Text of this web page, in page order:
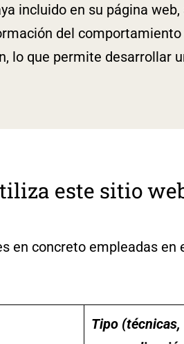
incluido en su página
del
lo que permite
este sitio
en concreto empleadas en
Tipo (técnicas,